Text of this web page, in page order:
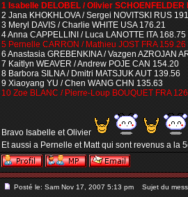
1 Isabelle DELOBEL / Olivier SCHOENFELDER
2 Jana KHOKHLOVA / Sergei NOVITSKI RUS
3 Meryl DAVIS / Charlie WHITE USA 176.21
4 Anna CAPPELLINI / Luca LANOTTE ITA 168.75
5 Pernelle CARRON / Mathieu JOST FRA 159.26
6 Anastasia GREBENKINA / Vazgen AZROJAN
7 Kaitlyn WEAVER / Andrew POJE CAN 154.20
8 Barbora SILNA / Dmitri MATSJUK AUT 139.56
9 Xiaoyang YU / Chen WANG CHN 135.63
10 Zoe BLANC / Pierre-Loup BOUQUET FRA
Bravo Isabelle et Olivier
Et aussi a Pernelle et Matt qui sont revenus a la
Posté le: Sam Nov 17, 2007 5:13 pm Sujet du